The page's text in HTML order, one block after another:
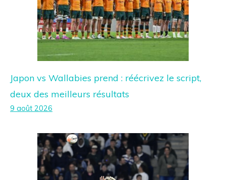
Japon vs Wallabies prend : réécrivez le script,
deux des meilleurs résultats
9 août 2026